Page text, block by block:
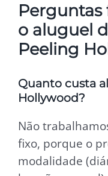
Perguntas
o aluguel
Peeling
Quanto custa
Hollywood?
Não
fixo, porque o
modalidade